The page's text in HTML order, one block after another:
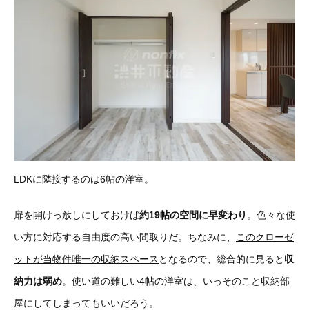
LDKに隣接するのは6帖の洋室。
扉を開けっ放しにしておけば約19帖の空間に早変わり 。色々な使
い方に対応する自由度の高い間取りだ。ちなみに、
このクローゼ
ットが当物件唯一の収納スペース となるので、総合的に見ると 収
納力は弱め。使い道の難しい4帖の洋室は、いっそのこと収納部
屋にしてしまってもいいだろう。